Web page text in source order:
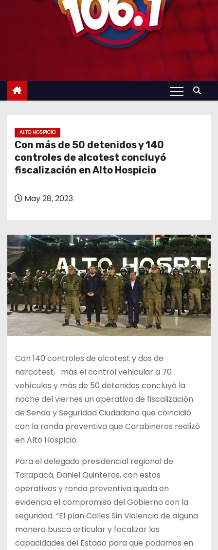
ALTO HOSPICIO
Con más de 50 detenidos y 140
controles de alcotest concluyó
fiscalización en Alto Hospicio
May 28, 2023
Con 140 controles de alcotest y dos de
narcotest, más el control vehicular a 70
vehículos y más de 50 detenidos concluyó la
noche del viernes un operativo de fiscalización
de Senda y Seguridad Ciudadana que coincidió
con la ronda preventiva que Carabineros realizó
en Alto Hospicio.
Para el delegado presidencial regional de
Tarapacá, Daniel Quinteros, con estos
operativos y ronda preventiva queda en
evidencia el compromiso del Gobierno con la
seguridad. “El plan Calles Sin Violencia de alguna
manera busca articular y focalizar las
capacidades del Estado para que podamos en